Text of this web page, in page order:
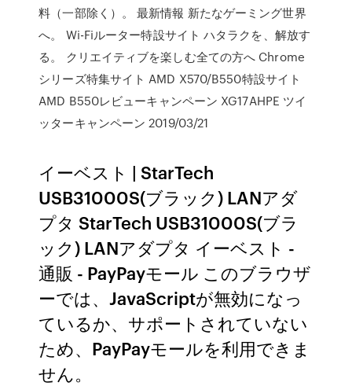
料（一部除く）。 最新情報 新たなゲーミング世界
へ。 Wi-Fiルーター特設サイト ハタラクを、解放す
る。 クリエイティブを楽しむ全ての方へ Chrome
シリーズ特集サイト AMD X570/B550特設サイト
AMD B550レビューキャンペーン XG17AHPE ツイ
ッターキャンペーン 2019/03/21
イーベスト | StarTech
USB31000S(ブラック) LANアダ
プタ StarTech USB31000S(ブラ
ック) LANアダプタ イーベスト -
通販 - PayPayモール このブラウザ
ーでは、JavaScriptが無効になっ
ているか、サポートされていない
ため、PayPayモールを利用できま
せん。